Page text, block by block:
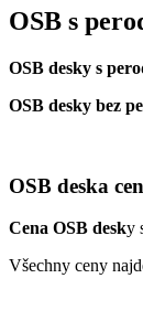
OSB s
OSB desky s
OSB desky bez
OSB deska
Cena OSB desky
Všechny ceny